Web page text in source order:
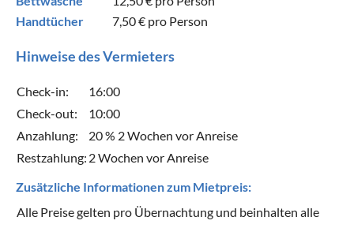
Handtücher
7,50 € pro Person
Hinweise des Vermieters
Check-in:
16:00
Check-out:
10:00
Anzahlung:
20 % 2 Wochen vor Anreise
Restzahlung: 2 Wochen vor Anreise
Zusätzliche Informationen zum Mietpreis:
Alle Preise gelten pro Übernachtung und beinhalten alle